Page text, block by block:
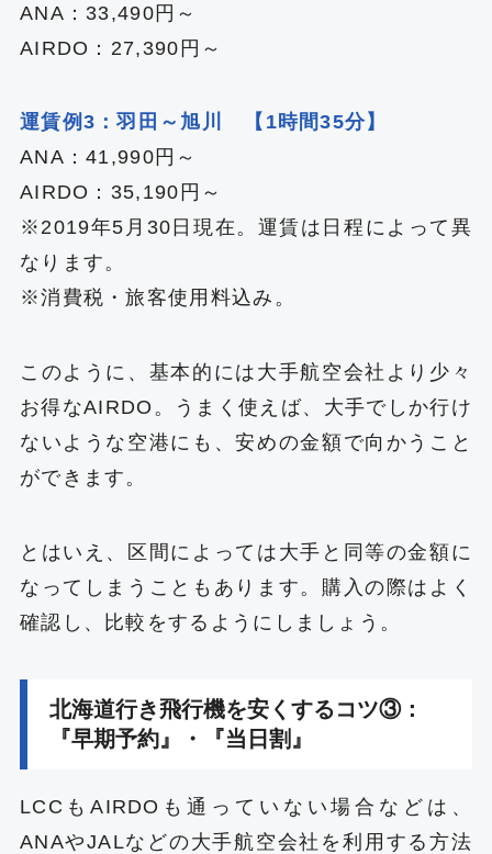
ANA：33,490円～
AIRDO：27,390円～
運賃例3：羽田～旭川 【1時間35分】
ANA：41,990円～
AIRDO：35,190円～
※2019年5月30日現在。運賃は日程によって異
なります。
※消費税・旅客使用料込み。
このように、基本的には大手航空会社より少々
お得なAIRDO。うまく使えば、大手でしか行け
ないような空港にも、安めの金額で向かうこと
ができます。
とはいえ、区間によっては大手と同等の金額に
なってしまうこともあります。購入の際はよく
確認し、比較をするようにしましょう。
北海道行き飛行機を安くするコツ③：
『早期予約』・『当日割』
LCCもAIRDOも通っていない場合などは、
ANAやJALなどの大手航空会社を利用する方法